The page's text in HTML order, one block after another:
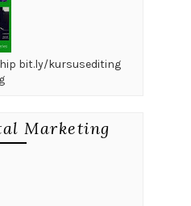
bit.ly/kursusediting
Marketing